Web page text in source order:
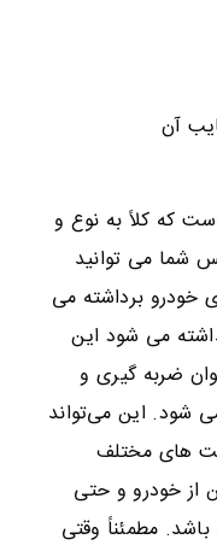
آن
که کلاً به نوع و
شما می توانید
خودرو برداشته می
می شود این
ضربه گیری و
شود. این می‌تواند
های مختلف
از خودرو و حتی
مطمئناً وقتی